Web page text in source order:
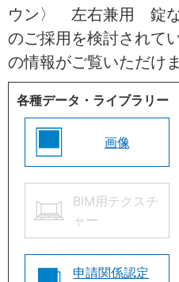
ウン〉 左右兼用 錠
のご採用を検討されて
の情報がご覧いただけ
各種データ・ライブラリー
画像
BIM用テクスチ
ャー
申請関係認定